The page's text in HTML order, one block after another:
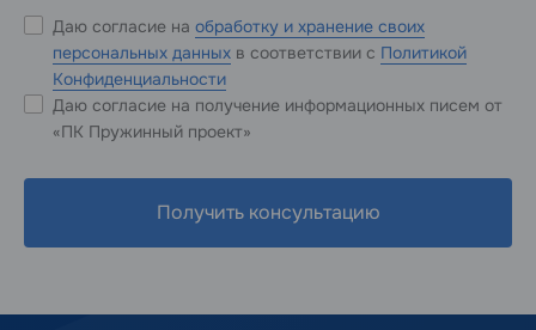
Даю согласие на обработку и хранение своих
персональных данных в соответствии с Политикой
Конфиденциальности
Даю согласие на получение информационных писем от
«ПК Пружинный проект»
Получить консультацию